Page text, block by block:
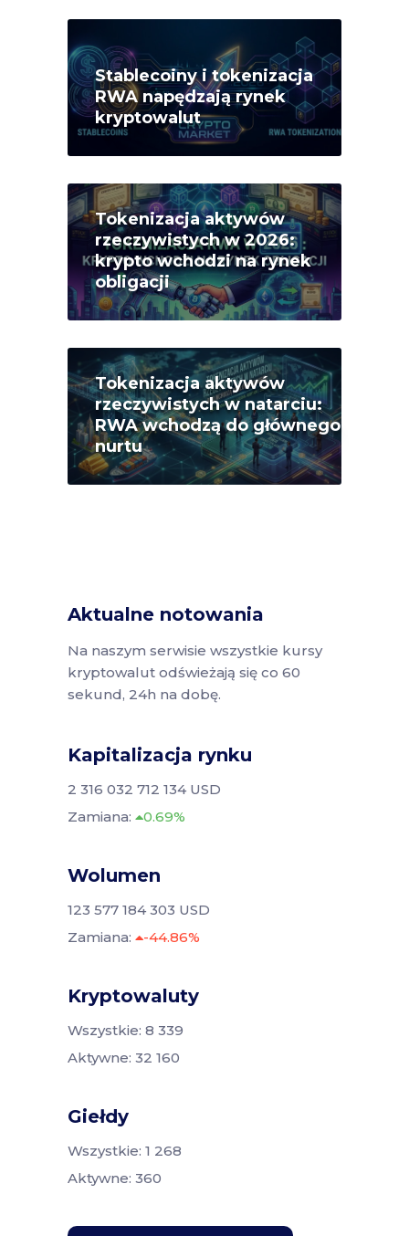
Stablecoiny i tokenizacja
RWA napędzają rynek
kryptowalut
Tokenizacja aktywów
rzeczywistych w 2026:
krypto wchodzi na rynek
obligacji
Tokenizacja aktywów
rzeczywistych w natarciu:
RWA wchodzą do głównego
nurtu
Aktualne notowania
Na naszym serwisie wszystkie kursy
kryptowalut odświeżają się co 60
sekund, 24h na dobę.
Kapitalizacja rynku
2 316 032 712 134 USD
Zamiana:
0.69%
Wolumen
123 577 184 303 USD
Zamiana:
-44.86%
Kryptowaluty
Wszystkie: 8 339
Aktywne: 32 160
Giełdy
Wszystkie: 1 268
Aktywne: 360